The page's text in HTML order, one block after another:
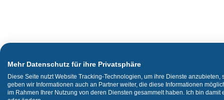
Mehr Datenschutz für ihre Privatsphäre
Diese Seite nutzt Website Tracking-Technologien, um ihre Dienste
geben wir Informationen auch an Partner weiter, die diese Informationen
im Rahmen Ihrer Nutzung von deren Diensten gesammelt haben. Ich bin